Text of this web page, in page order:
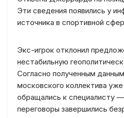
Эти сведения появились у
источника в спортивной
Экс-игрок отклонил
нестабильную
Согласно полученным
московского коллектива
обращались к специалисту
переговоры завершились